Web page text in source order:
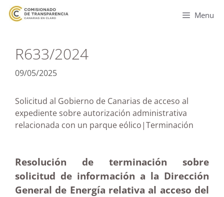
Menu
R633/2024
09/05/2025
Solicitud al Gobierno de Canarias de acceso al
expediente sobre autorización administrativa
relacionada con un parque eólico|Terminación
Resolución de terminación sobre
solicitud de información a la Dirección
General de Energía relativa al acceso del